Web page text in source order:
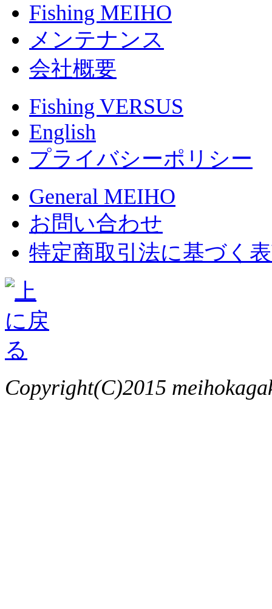
Fishing MEIHO
メンテナンス
会社概要
Fishing VERSUS
English
プライバシーポリシー
General MEIHO
お問い合わせ
特定商取引法に基づく
Copyright(C)2015